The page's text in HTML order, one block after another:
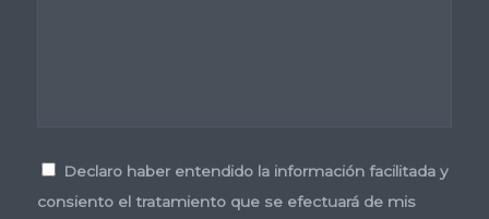
Declaro haber entendido la información facilitada y
consiento el tratamiento que se efectuará de mis